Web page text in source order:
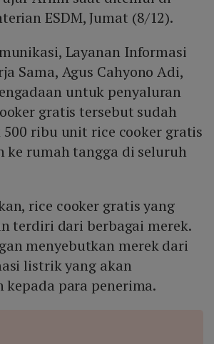
ESDM, Jumat (8/12).
Layanan Informasi
Sama, Agus Cahyono Adi,
untuk penyaluran
gratis tersebut sudah
500 ribu unit rice cooker gratis
ke rumah tangga di seluruh
rice cooker gratis yang
terdiri dari berbagai merek.
menyebutkan merek dari
listrik yang akan
para penerima.